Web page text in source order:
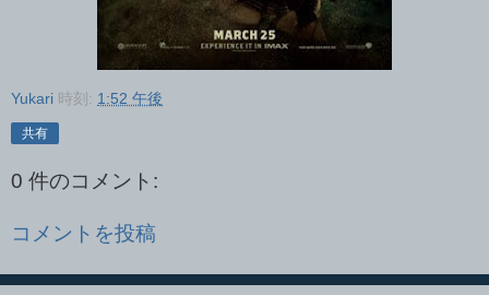
Yukari 時刻: 1:52 午後
共有
0 件のコメント:
コメントを投稿